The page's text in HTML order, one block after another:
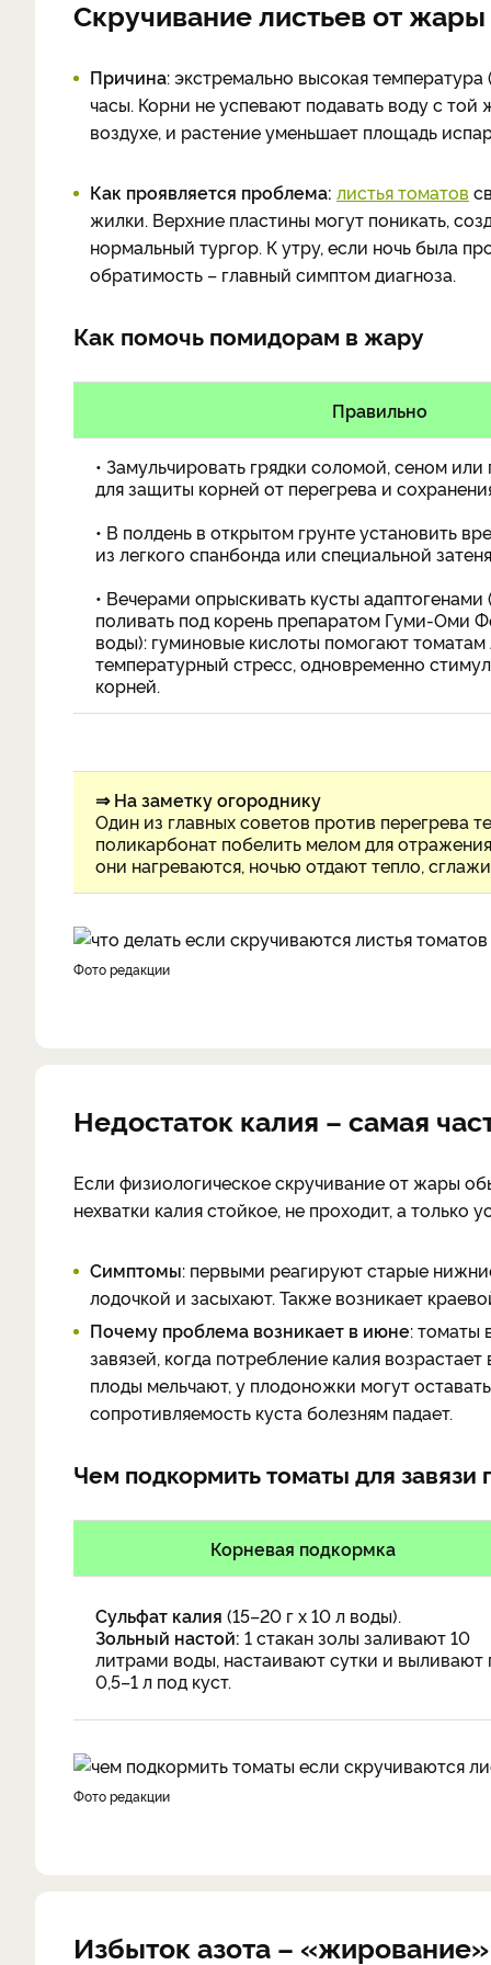
Скручивание листьев от жары
Причина: экстремально высокая
часы. Корни не успевают подавать воду с
воздухе, и растение уменьшает площадь
Как проявляется проблема: листья томатов
жилки. Верхние пластины могут поникать,
нормальный тургор. К утру, если ночь была
обратимость – главный симптом диагноза.
Как помочь помидорам в жару
Правильно
• Замульчировать грядки соломой, сеном
для защиты корней от перегрева и
• В полдень в открытом грунте установить
из легкого спанбонда или специальной
• Вечерами опрыскивать кусты
поливать под корень препаратом Гуми-Оми
воды): гуминовые кислоты помогают томатам
температурный стресс, одновременно
корней.
⇒ На заметку огороднику
Один из главных советов против перегрева
поликарбонат побелить мелом для
они нагреваются, ночью отдают тепло,
фото редакции
Недостаток калия – самая
Если физиологическое скручивание от жары
нехватки калия стойкое, не проходит, а только
Симптомы: первыми реагируют старые
лодочкой и засыхают. Также возникает
Почему проблема возникает в июне: томаты
завязей, когда потребление калия
плоды мельчают, у плодоножки могут
сопротивляемость куста болезням падает.
Чем подкормить томаты для
Корневая подкормка
Сульфат калия (15–20 г х 10 л воды).
Зольный настой: 1 стакан золы заливают 10
литрами воды, настаивают сутки и выливают
0,5–1 л под куст.
фото редакции
Избыток азота –